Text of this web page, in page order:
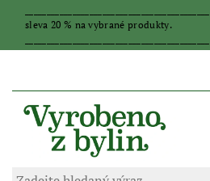
sleva 20 % na vybrané produkty.